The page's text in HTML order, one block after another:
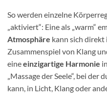
So werden einzelne
„aktiviert“: Eine als „warm“
Atmosphäre kann sich
Zusammenspiel von Klang
eineeinzigartige Harmonie
„Massage der Seele“, bei
kann, in Licht, Klang oder